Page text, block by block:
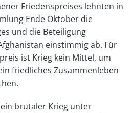
Friedenspreises lehnten in
Ende Oktober die
und die Beteiligung
einstimmig ab. Für
ist Krieg kein Mittel, um
friedliches Zusammenleben
brutaler Krieg unter